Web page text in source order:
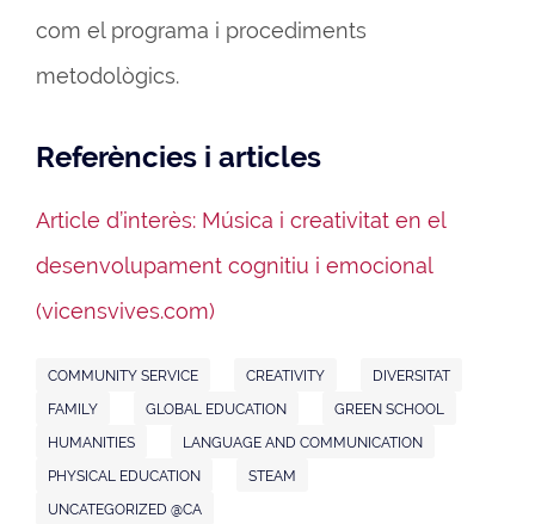
com el programa i procediments
metodològics.
Referències i articles
Article d’interès: Música i creativitat en el
desenvolupament cognitiu i emocional
(vicensvives.com)
COMMUNITY SERVICE CREATIVITY
DIVERSITAT
FAMILY
GLOBAL EDUCATION
GREEN SCHOOL
HUMANITIES
LANGUAGE AND COMMUNICATION
PHYSICAL EDUCATION
STEAM
UNCATEGORIZED @CA